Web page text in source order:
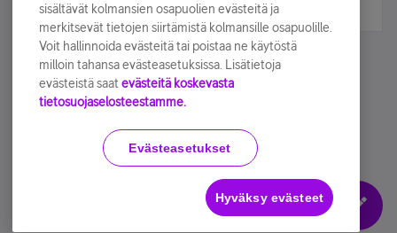
Käyttöehdot Accessibility statement
Evästeasetukset
sisältävät kolmansien osapuolien evästeitä ja
merkitsevät tietojen siirtämistä kolmansille osapuolille.
Voit hallinnoida evästeitä tai poistaa ne käytöstä
milloin tahansa evästeasetuksissa. Lisätietoja
evästeistä saat evästeitä koskevasta
tietosuojaselosteestamme.
Evästeasetukset
Hyväksy evästeet